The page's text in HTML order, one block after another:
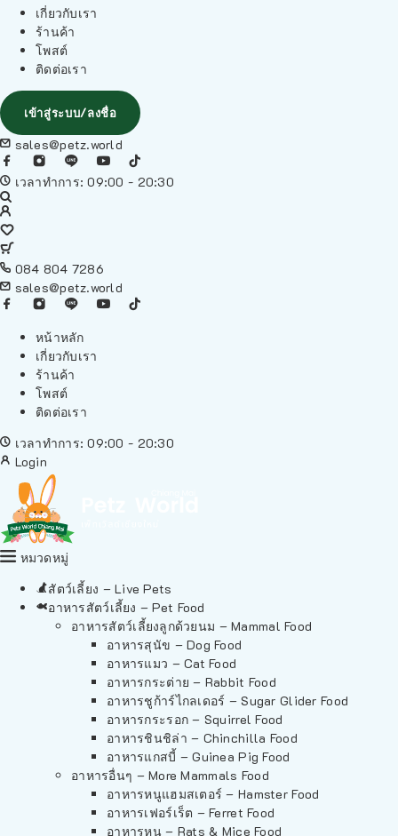
เกี่ยวกับเรา
ร้านค้า
โพสต์
ติดต่อเรา
เข้าสู่ระบบ/ลงชื่อ
sales@petz.world
เวลาทำการ: 09:00 - 20:30
084 804 7286
sales@petz.world
หน้าหลัก
เกี่ยวกับเรา
ร้านค้า
โพสต์
ติดต่อเรา
เวลาทำการ: 09:00 - 20:30
Login
หมวดหมู่
สัตว์เลี้ยง – Live Pets
อาหารสัตว์เลี้ยง – Pet Food
อาหารสัตว์เลี้ยงลูกด้วยนม – Mammal Food
อาหารสุนัข – Dog Food
อาหารแมว – Cat Food
อาหารกระต่าย – Rabbit Food
อาหารชูก้าร์ไกลเดอร์ – Sugar Glider Food
อาหารกระรอก – Squirrel Food
อาหารชินชิล่า – Chinchilla Food
อาหารแกสบี้ – Guinea Pig Food
อาหารอื่นๆ – More Mammals Food
อาหารหนูแฮมสเตอร์ – Hamster Food
อาหารเฟอร์เร็ต – Ferret Food
อาหารหนู – Rats & Mice Food